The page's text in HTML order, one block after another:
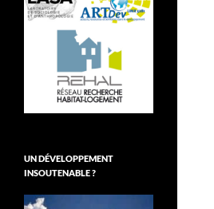
UN DÉVELOPPEMENT
INSOUTENABLE ?